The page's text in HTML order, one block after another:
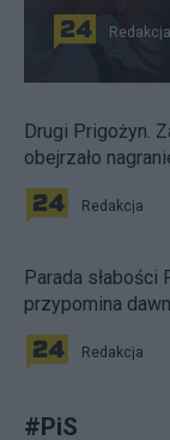
Redakcja
Drugi Prigożyn.
obejrzało
Redakcja
Parada słabości
przypomina
Redakcja
#PiS